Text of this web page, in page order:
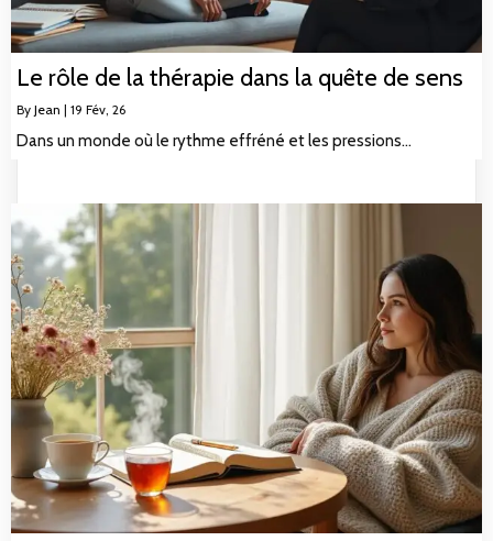
Le rôle de la thérapie dans la quête de sens
By Jean | 19 Fév, 26
Dans un monde où le rythme effréné et les pressions…